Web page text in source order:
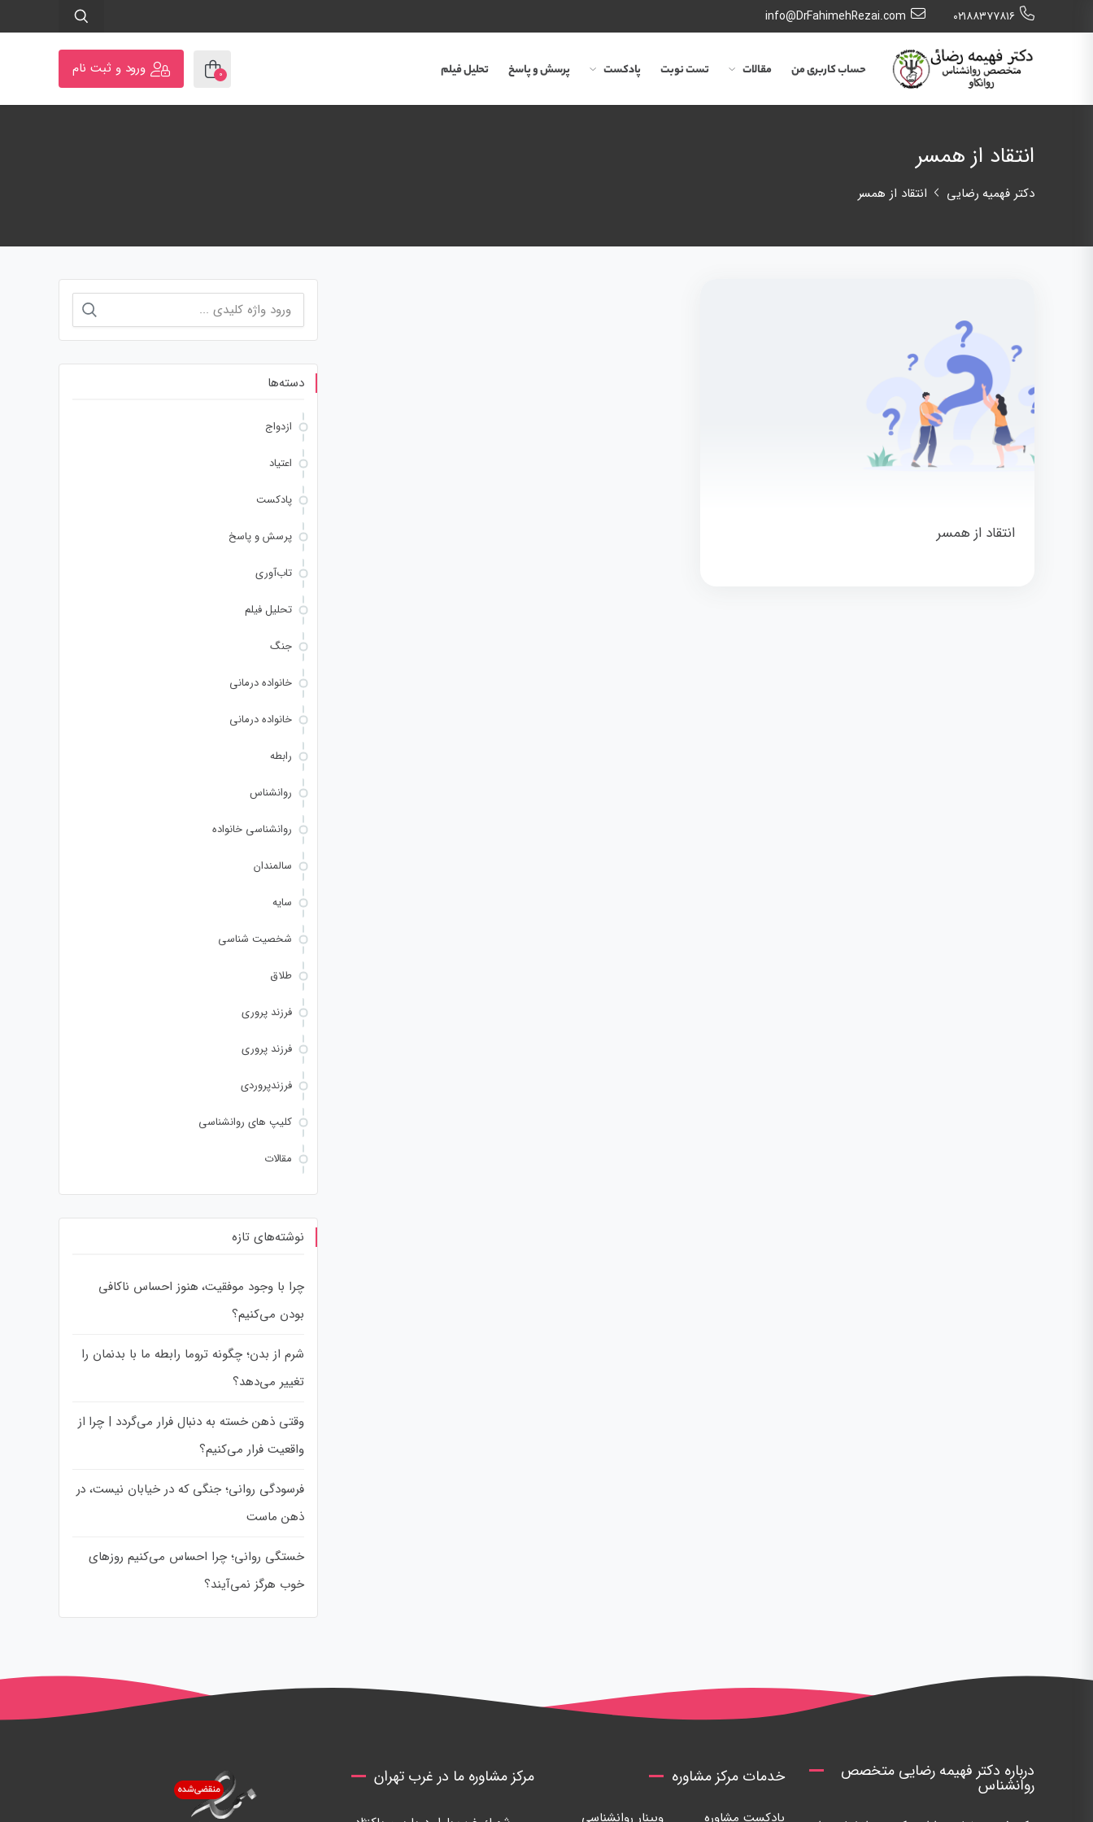
٠٢١٨٨٣٧٧٨١٦ info@DrFahimehRezai.com
حساب کاربری من مقالات تست نوبت پادکست پرسش و پاسخ تحلیل فیلم ۰ ورود و ثبت نام
انتقاد از همسر
دکتر فهمیه رضایی انتقاد از همسر
انتقاد از همسر
جستجو
برای:
دسته‌ها
ازدواج
اعتیاد
پادکست
پرسش و پاسخ
تاب‌آوری
تحلیل فیلم
جنگ
خانواده درمانی
خانواده درمانی
رابطه
روانشناس
روانشناسی خانواده
سالمندان
سایه
شخصیت شناسی
طلاق
فرزند پروری
فرزند پروری
فرزندپروردی
کلیپ های روانشناسی
مقالات
نوشته‌های تازه
چرا با وجود موفقیت، هنوز احساس ناکافی
بودن می‌کنیم؟
شرم از بدن؛ چگونه تروما رابطه ما با بدنمان را
تغییر می‌دهد؟
وقتی ذهن خسته به دنبال فرار می‌گردد | چرا از
واقعیت فرار می‌کنیم؟
فرسودگی روانی؛ جنگی که در خیابان نیست، در
ذهن ماست
خستگی روانی؛ چرا احساس می‌کنیم روزهای
خوب هرگز نمی‌آیند؟
درباره دکتر فهیمه رضایی متخصص
روانشناس خدمات مرکز مشاوره
پادکست مشاوره وبینار روانشناسی
مرکز مشاوره ما در غرب تهران